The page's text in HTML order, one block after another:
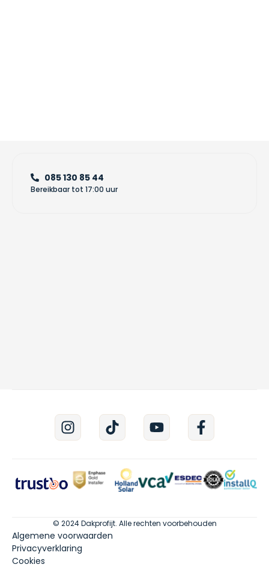
085 130 85 44
Bereikbaar tot 17:00 uur
© 2024 Dakprofijt. Alle rechten voorbehouden
Algemene voorwaarden
Privacyverklaring
Cookies